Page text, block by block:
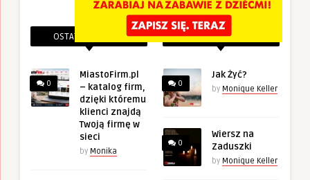
OSTATNIE PINEZKI
0
MiastoFirm.pl
– katalog firm,
dzięki któremu
klienci znajdą
Twoją firmę w
sieci
by Monika
POWIĄZANE PINEZKI
0
Jak Żyć?
by Monique Keller
0
Wiersz na
Zaduszki
by Monique Keller